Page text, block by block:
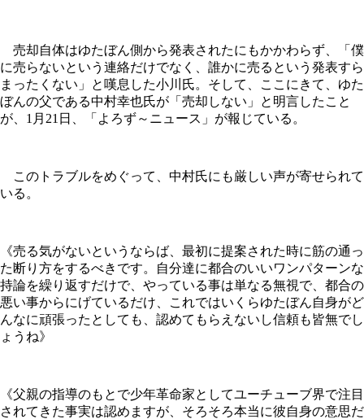
売却自体はゆたぼん側から発表されたにもかかわらず、「僕
に売らないという連絡だけでなく、誰かに売るという発表すら
まったくない」と嘆息した小川氏。そして、ここにきて、ゆた
ぼんの父である中村幸也氏が「売却しない」と明言したこと
が、1月21日、「よろず～ニュース」が報じている。
このトラブルをめぐって、中村氏にも厳しい声が寄せられて
いる。
《売る気がないというならば、最初に提案された時に筋の通っ
た断り方をするべきです。自分達に都合のいいワンパターンな
持論を繰り返すだけで、やっている事は単なる無視で、都合の
悪い事からにげているだけ、これではいくらゆたぼん自身がど
んなに頑張ったとしても、認めてもらえないし信頼も皆無でし
ょうね》
《父親の指導のもとで少年革命家としてユーチューブ界で注目
されてきた事実は認めますが、そろそろ本当に彼自身の意思だ